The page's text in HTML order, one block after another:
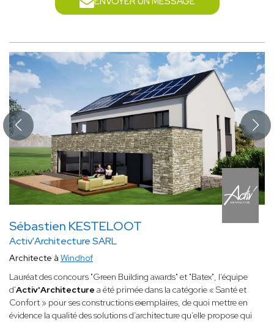
également de s'assurer de la sécurité du bâtiment et de la
Pour ajouter une extension à son habitation
L’ajout d’uneextensionà sa maison individuelle nécessite le
concours d’un architecte si la superficie totale de l’habitation
dépasse 150 m². Même en dessous de cette surface, l’architecte
est un atout pour ce type de projet. Il permet de concevoir une
extension en harmonie avec le reste du bâtiment, parfaitement
isolée et aux normes.
Sébastien KESTELOOT
Activ'Architecture SARL
Architecte à Windhof
Lauréat des concours "Green Building awards" et "Batex", l’équipe
d'Activ'Architecture a été primée dans la catégorie « Santé et
Confort » pour ses constructions exemplaires, de quoi mettre en
évidence la qualité des solutions d’architecture qu’elle propose qui